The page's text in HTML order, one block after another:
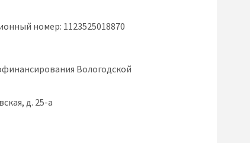
номер: 1123525018870
Вологодской
д. 25-а